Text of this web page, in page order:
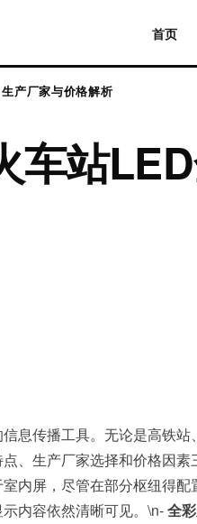
首页
产厂家与价格解析
车站
息传播工具。无论是高铁
、生产厂家选择和价格因
内屏，尽管在部分枢纽得
内容依然清晰可见。\n-全